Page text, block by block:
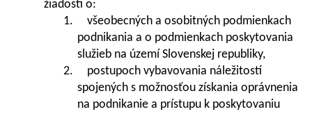
žiadosti o:
1. všeobecných a osobitných podmienkach
podnikania a o podmienkach poskytovania
služieb na území Slovenskej republiky,
2. postupoch vybavovania náležitostí
spojených s možnosťou získania oprávnenia
na podnikanie a prístupu k poskytovaniu